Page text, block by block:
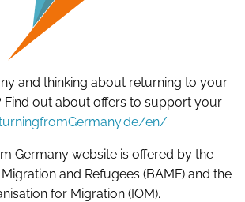
and thinking about returning to your
Find out about offers to support your
en/
Germany website is offered by the
and Refugees (BAMF) and the
for Migration (IOM).